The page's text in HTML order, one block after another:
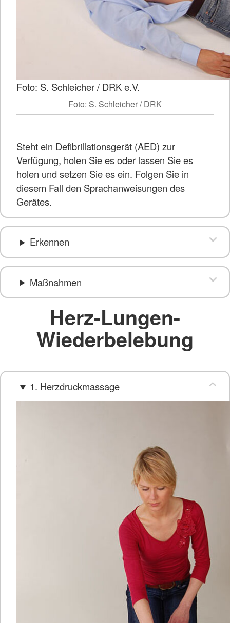
Foto: S. Schleicher / DRK e.V.
Foto: S. Schleicher / DRK
Steht ein Defibrillationsgerät (AED) zur
Verfügung, holen Sie es oder lassen Sie es
holen und setzen Sie es ein. Folgen Sie in
diesem Fall den Sprachanweisungen des
Gerätes.
Erkennen
Maßnahmen
Herz-Lungen-
Wiederbelebung
1. Herzdruckmassage